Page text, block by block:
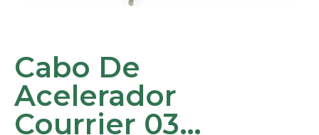
Cabo De
Acelerador
Courrier 03…